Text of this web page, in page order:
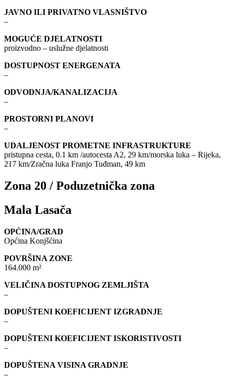
JAVNO ILI PRIVATNO VLASNIŠTVO
–
MOGUĆE DJELATNOSTI
proizvodno – uslužne djelatnosti
DOSTUPNOST ENERGENATA
–
ODVODNJA/KANALIZACIJA
–
PROSTORNI PLANOVI
–
UDALJENOST PROMETNE INFRASTRUKTURE
pristupna cesta, 0.1 km /autocesta A2, 29 km/morska luka – Rijeka,
217 km/Zračna luka Franjo Tuđman, 49 km
Zona 20 / Poduzetnička zona
Mala Lasača
OPĆINA/GRAD
Općina Konjšćina
POVRŠINA ZONE
164.000 m²
VELIČINA DOSTUPNOG ZEMLJIŠTA
–
DOPUŠTENI KOEFICIJENT IZGRADNJE
–
DOPUŠTENI KOEFICIJENT ISKORISTIVOSTI
–
DOPUŠTENA VISINA GRADNJE
–